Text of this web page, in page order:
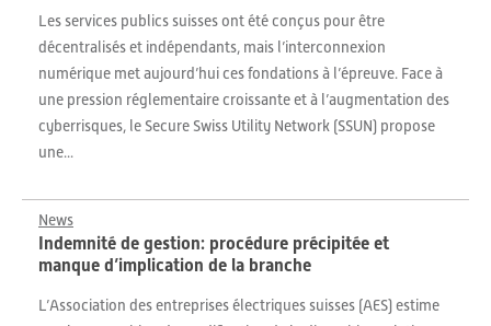
Les services publics suisses ont été conçus pour être
décentralisés et indépendants, mais l’interconnexion
numérique met aujourd’hui ces fondations à l’épreuve. Face à
une pression réglementaire croissante et à l’augmentation des
cyberrisques, le Secure Swiss Utility Network (SSUN) propose
une...
News
Indemnité de gestion: procédure précipitée et
manque d’implication de la branche
L’Association des entreprises électriques suisses (AES) estime